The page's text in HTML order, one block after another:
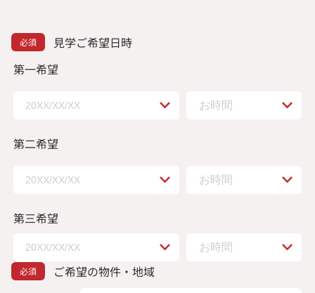
見学ご希望日時
第一希望
第二希望
第三希望
ご希望の物件・地域